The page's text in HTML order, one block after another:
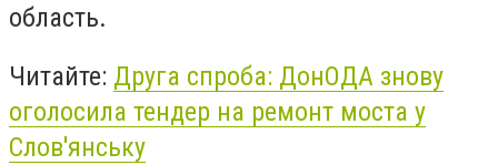
область.
Читайте: Друга спроба: ДонОДА знову
оголосила тендер на ремонт моста у
Слов'янську